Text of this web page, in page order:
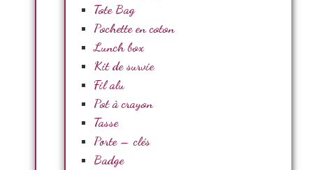
Tote Bag
Pochette en coton
Lunch box
Kit de survie
Fil alu
Pot à crayon
Tasse
Porte – clés
Badge